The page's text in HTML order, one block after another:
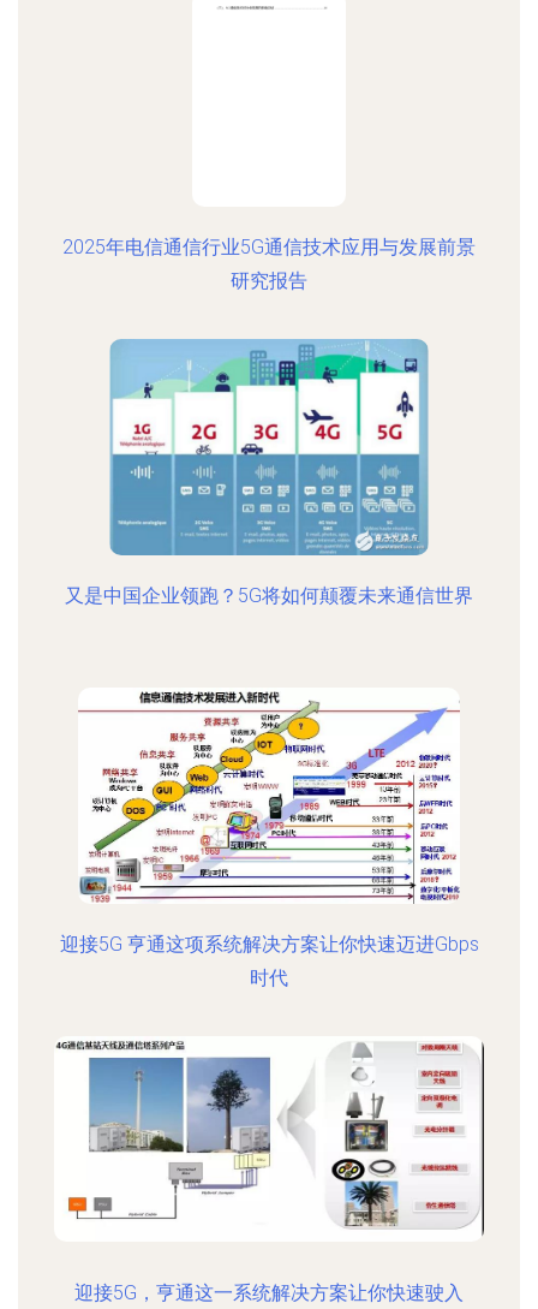
2025年电信通信行业5G通信技术应用与发展前景
研究报告
又是中国企业领跑？5G将如何颠覆未来通信世界
迎接5G 亨通这项系统解决方案让你快速迈进Gbps
时代
迎接5G，亨通这一系统解决方案让你快速驶入